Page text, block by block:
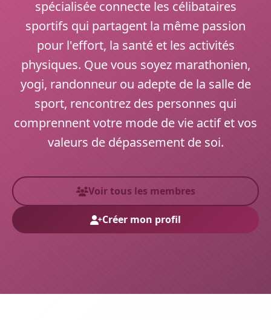
spécialisée connecte les célibataires
sportifs qui partagent la même passion
pour l'effort, la santé et les activités
physiques. Que vous soyez marathonien,
yogi, randonneur ou adepte de la salle de
sport, rencontrez des personnes qui
comprennent votre mode de vie actif et vos
valeurs de dépassement de soi.
Voir tous les membres
Créer mon profil